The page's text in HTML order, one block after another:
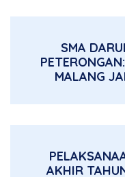
SMA
MALANG
AKHIR